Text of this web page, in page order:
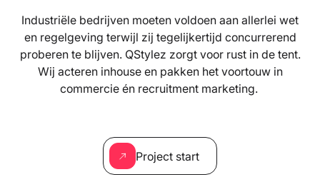
Industriële bedrijven moeten voldoen aan allerlei wet
en regelgeving terwijl zij tegelijkertijd concurrerend
proberen te blijven. QStylez zorgt voor rust in de tent.
Wij acteren inhouse en pakken het voortouw in
commercie én recruitment marketing.
Project start